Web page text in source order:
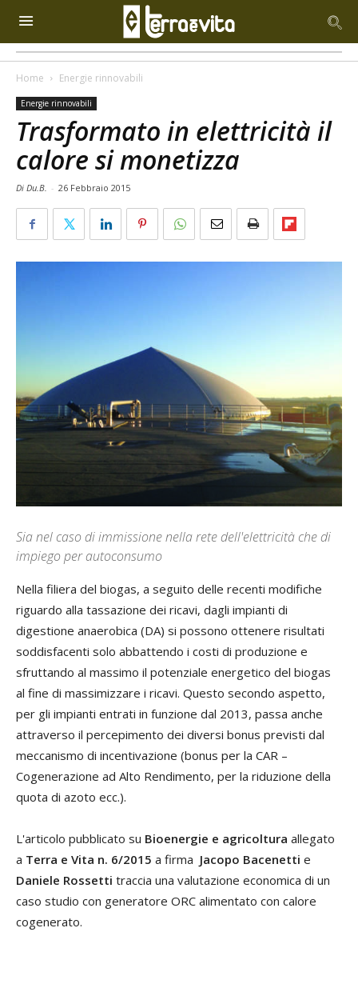
Home Energie rinnovabili
Energie rinnovabili
Trasformato in elettricità il
calore si monetizza
Di Du.B. - 26 Febbraio 2015
Sia nel caso di immissione nella rete dell'elettricità che di
impiego per autoconsumo
Nella filiera del biogas, a seguito delle recenti modifiche
riguardo alla tassazione dei ricavi, dagli impianti di
digestione anaerobica (DA) si possono ottenere risultati
soddisfacenti solo abbattendo i costi di produzione e
sfruttando al massimo il potenziale energetico del biogas
al fine di massimizzare i ricavi. Questo secondo aspetto,
per gli impianti entrati in funzione dal 2013, passa anche
attraverso il percepimento dei diversi bonus previsti dal
meccanismo di incentivazione (bonus per la CAR –
Cogenerazione ad Alto Rendimento, per la riduzione della
quota di azoto ecc.).
L'articolo pubblicato su Bioenergie e agricoltura allegato
a Terra e Vita n. 6/2015 a firma Jacopo Bacenetti e
Daniele Rossetti traccia una valutazione economica di un
caso studio con generatore ORC alimentato con calore
cogenerato.